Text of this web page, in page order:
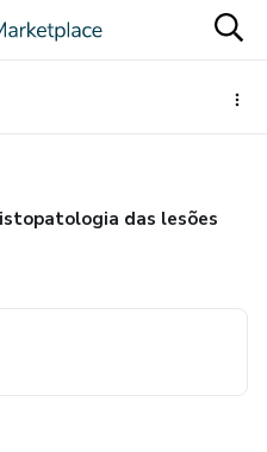
das lesões